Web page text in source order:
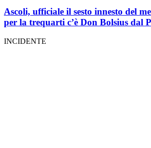
Ascoli, ufficiale il sesto innesto del
per la trequarti c’è Don Bolsius dal
INCIDENTE